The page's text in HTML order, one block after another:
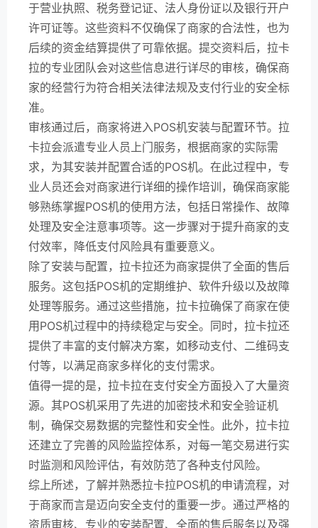
于营业执照、税务登记证、法人身份证以及银行开户
许可证等。这些资料不仅确保了商家的合法性，也为
后续的资金结算提供了可靠依据。提交资料后，拉卡
拉的专业团队会对这些信息进行详尽的审核，确保商
家的经营行为符合相关法律法规及支付行业的安全标
准。
审核通过后，商家将进入POS机安装与配置环节。拉
卡拉会派遣专业人员上门服务，根据商家的实际需
求，为其安装并配置合适的POS机。在此过程中，专
业人员还会对商家进行详细的操作培训，确保商家能
够熟练掌握POS机的使用方法，包括日常操作、故障
处理及安全注意事项等。这一步骤对于提升商家的支
付效率，降低支付风险具有重要意义。
除了安装与配置，拉卡拉还为商家提供了全面的售后
服务。这包括POS机的定期维护、软件升级以及故障
处理等服务。通过这些措施，拉卡拉确保了商家在使
用POS机过程中的持续稳定与安全。同时，拉卡拉还
提供了丰富的支付解决方案，如移动支付、二维码支
付等，以满足商家多样化的支付需求。
值得一提的是，拉卡拉在支付安全方面投入了大量资
源。其POS机采用了先进的加密技术和安全验证机
制，确保交易数据的完整性和安全性。此外，拉卡拉
还建立了完善的风险监控体系，对每一笔交易进行实
时监测和风险评估，有效防范了各种支付风险。
综上所述，了解并熟悉拉卡拉POS机的申请流程，对
于商家而言是迈向安全支付的重要一步。通过严格的
资质审核、专业的安装配置、全面的售后服务以及强